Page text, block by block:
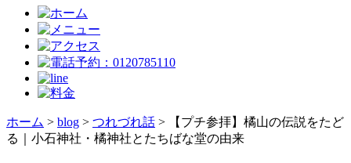
ホーム > blog > つれづれ話 >
【プチ参拝】橘山の伝説をたど
る｜小石神社・橘神社とたちばな堂の由来